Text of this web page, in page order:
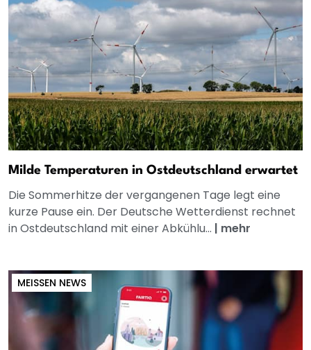
Milde Temperaturen in Ostdeutschland erwartet
Die Sommerhitze der vergangenen Tage legt eine
kurze Pause ein. Der Deutsche Wetterdienst rechnet
in Ostdeutschland mit einer Abkühlu... | mehr
MEISSEN NEWS